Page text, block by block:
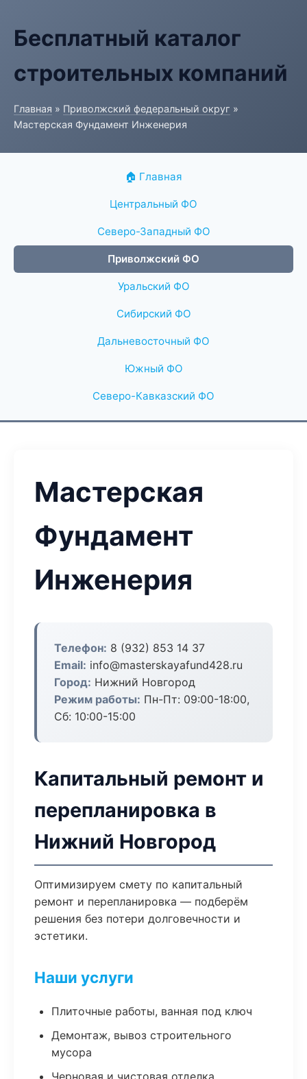
Бесплатный каталог
строительных компаний
Главная » Приволжский федеральный округ »
Мастерская Фундамент Инженерия
🏠 Главная
Центральный ФО
Северо-Западный ФО
Приволжский ФО
Уральский ФО
Сибирский ФО
Дальневосточный ФО
Южный ФО
Северо-Кавказский ФО
Мастерская
Фундамент
Инженерия
Телефон: 8 (932) 853 14 37
Email: info@masterskayafund428.ru
Город: Нижний Новгород
Режим работы: Пн-Пт: 09:00-18:00,
Сб: 10:00-15:00
Капитальный ремонт и
перепланировка в
Нижний Новгород
Оптимизируем смету по капитальный
ремонт и перепланировка — подберём
решения без потери долговечности и
эстетики.
Наши услуги
Плиточные работы, ванная под ключ
Демонтаж, вывоз строительного
мусора
Черновая и чистовая отделка